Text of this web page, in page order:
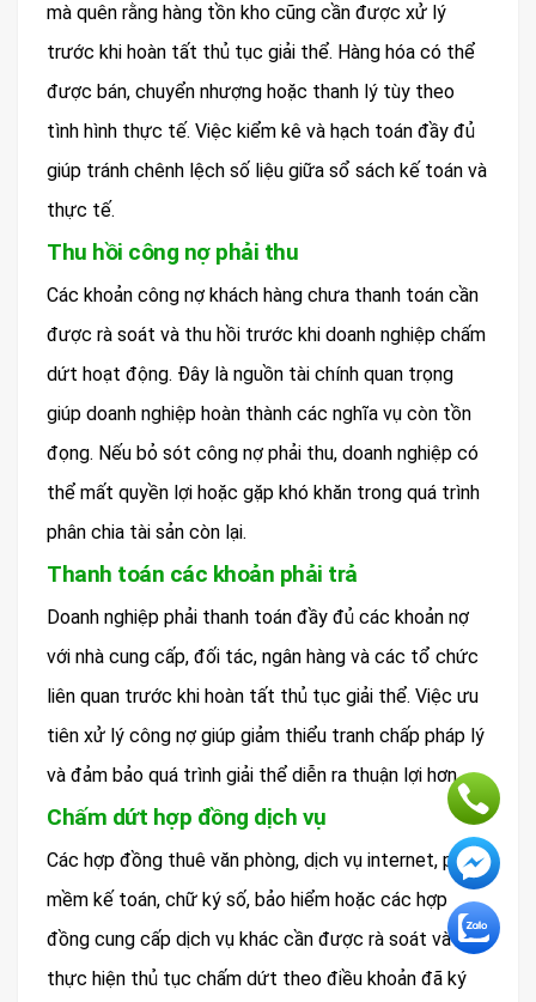
mà quên rằng hàng tồn kho cũng cần được xử lý
trước khi hoàn tất thủ tục giải thể. Hàng hóa có thể
được bán, chuyển nhượng hoặc thanh lý tùy theo
tình hình thực tế. Việc kiểm kê và hạch toán đầy đủ
giúp tránh chênh lệch số liệu giữa sổ sách kế toán và
thực tế.
Thu hồi công nợ phải thu
Các khoản công nợ khách hàng chưa thanh toán cần
được rà soát và thu hồi trước khi doanh nghiệp chấm
dứt hoạt động. Đây là nguồn tài chính quan trọng
giúp doanh nghiệp hoàn thành các nghĩa vụ còn tồn
đọng. Nếu bỏ sót công nợ phải thu, doanh nghiệp có
thể mất quyền lợi hoặc gặp khó khăn trong quá trình
phân chia tài sản còn lại.
Thanh toán các khoản phải trả
Doanh nghiệp phải thanh toán đầy đủ các khoản nợ
với nhà cung cấp, đối tác, ngân hàng và các tổ chức
liên quan trước khi hoàn tất thủ tục giải thể. Việc ưu
tiên xử lý công nợ giúp giảm thiểu tranh chấp pháp lý
và đảm bảo quá trình giải thể diễn ra thuận lợi hơn.
Chấm dứt hợp đồng dịch vụ
Các hợp đồng thuê văn phòng, dịch vụ internet, phần
mềm kế toán, chữ ký số, bảo hiểm hoặc các hợp
đồng cung cấp dịch vụ khác cần được rà soát và
thực hiện thủ tục chấm dứt theo điều khoản đã ký